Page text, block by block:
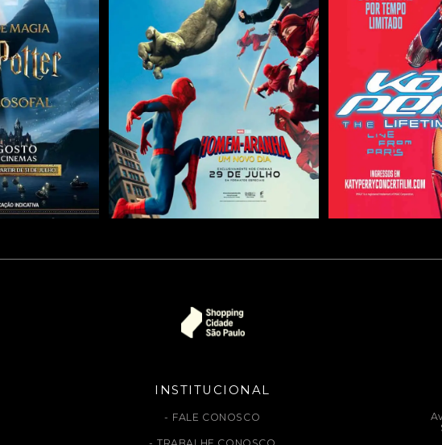
INSTITUCIONAL
FALE CONOSCO